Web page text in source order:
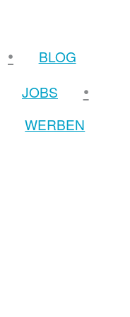
•
BLOG
JOBS •
WERBEN